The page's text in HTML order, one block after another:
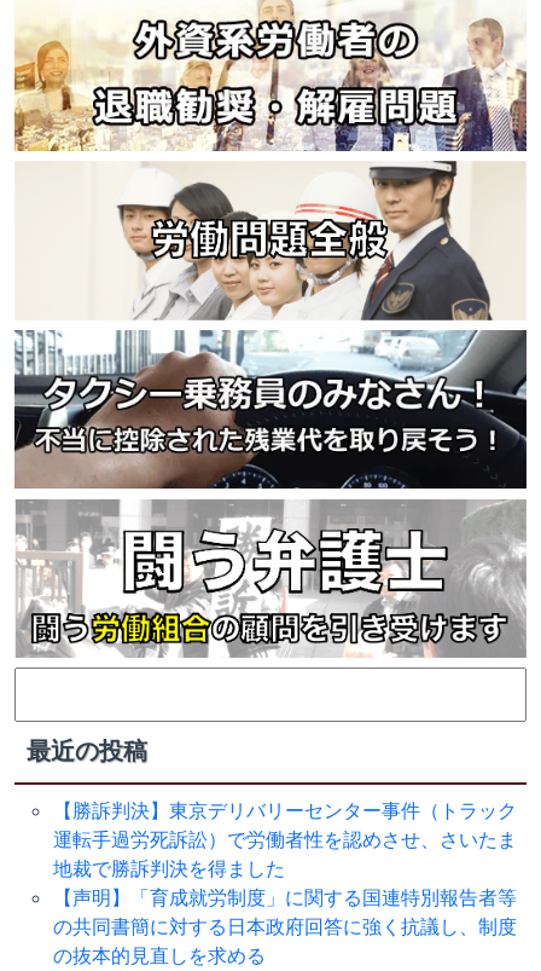
索:
最近の投稿
【勝訴判決】東京デリバリーセンター事件（トラック
運転手過労死訴訟）で労働者性を認めさせ、さいたま
地裁で勝訴判決を得ました
【声明】「育成就労制度」に関する国連特別報告者等
の共同書簡に対する日本政府回答に強く抗議し、制度
の抜本的見直しを求める